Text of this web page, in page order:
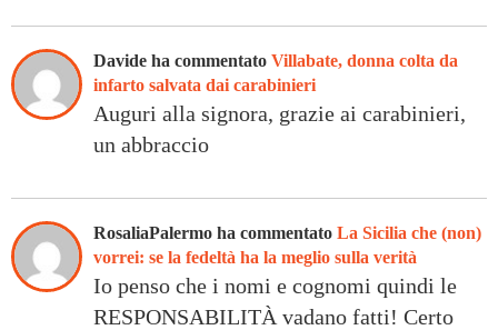
Davide ha commentato Villabate, donna colta da
infarto salvata dai carabinieri
Auguri alla signora, grazie ai carabinieri,
un abbraccio
RosaliaPalermo ha commentato La Sicilia che (non)
vorrei: se la fedeltà ha la meglio sulla verità
Io penso che i nomi e cognomi quindi le
RESPONSABILITÀ vadano fatti! Certo